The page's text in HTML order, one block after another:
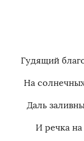
Гудящий
На
Даль
И речка на